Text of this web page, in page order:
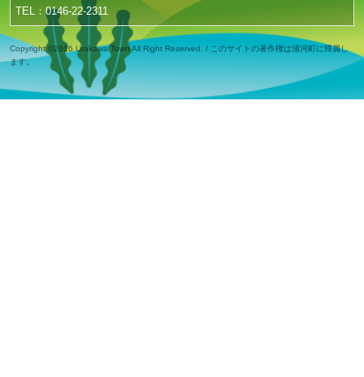
TEL：0146-22-2311
Copyright ©2016 Urakawa Town All Right Reserved. / このサイトの著作権は浦河町に帰属し
ます。